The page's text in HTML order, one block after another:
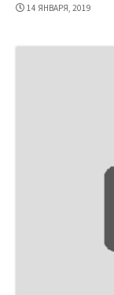
ДАТА
14 ЯНВАРЯ, 2019